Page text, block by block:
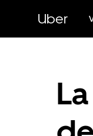
contenido
principal
Uber